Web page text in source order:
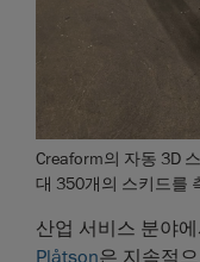
Creaform의 자동 3D
대 350개의 스키드를
산업 서비스 분야